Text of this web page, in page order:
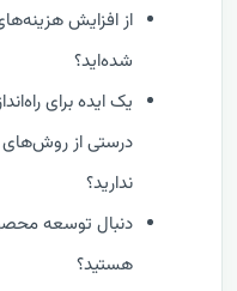
از افزایش
شده‌اید؟
یک ایده برای
درستی از روش‌های
ندارید؟
دنبال توسعه محصول
هستید؟